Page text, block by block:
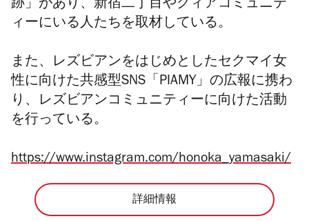
跡」があり、新宿二丁目やクィアコミュニテ
ィーにいる人たちを取材している。
また、レズビアンをはじめとしたセクマイ女
性に向けた共感型SNS「PIAMY」の広報に携わ
り、レズビアンコミュニティーに向けた活動
を行っている。
https://www.instagram.com/honoka_yamasaki/
詳細情報